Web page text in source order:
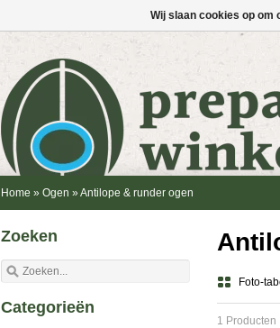
Home » Ogen » Antilope & runder ogen
Foto-
1 Producten
Zoeken
Categorieën
Wij slaan cookies op om